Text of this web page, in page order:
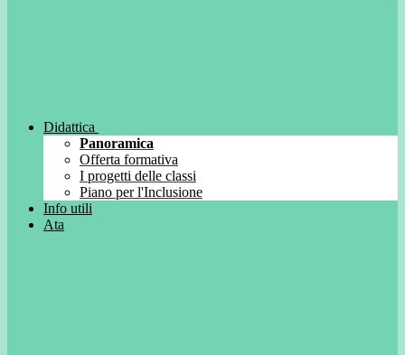
Didattica
Panoramica
Offerta formativa
I progetti delle classi
Piano per l'Inclusione
Info utili
Ata